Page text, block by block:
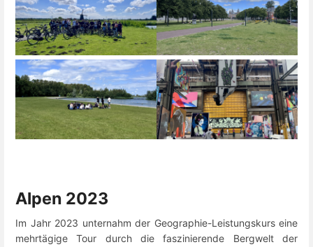
Alpen 2023
Im Jahr 2023 unternahm der Geographie-Leistungskurs eine
mehrtägige Tour durch die faszinierende Bergwelt der